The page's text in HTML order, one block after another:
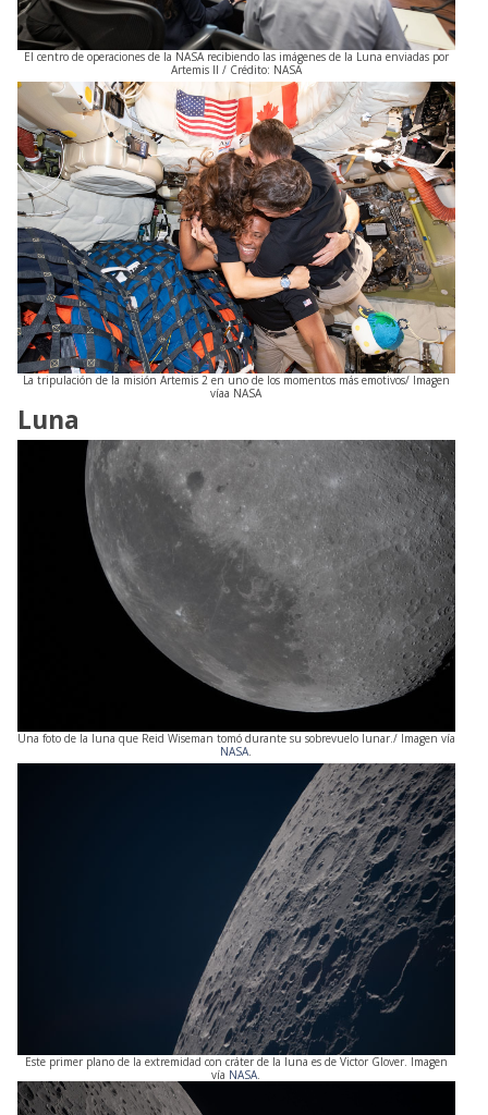
El centro de operaciones de la NASA recibiendo las imágenes de la Luna enviadas por
Artemis II / Crédito: NASA
La tripulación de la misión Artemis 2 en uno de los momentos más emotivos/ Imagen
víaa NASA
Luna
Una foto de la luna que Reid Wiseman tomó durante su sobrevuelo lunar./ Imagen vía
NASA.
Este primer plano de la extremidad con cráter de la luna es de Victor Glover. Imagen
vía NASA.